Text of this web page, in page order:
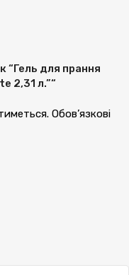
“Гель для прання
2,31 л.”“
Обов’язкові